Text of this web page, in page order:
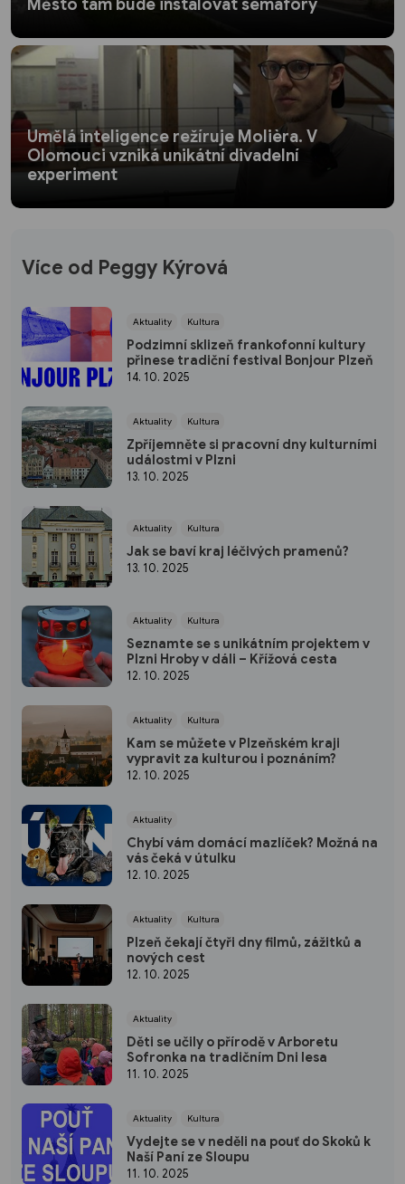
Město tam bude instalovat semafory
Umělá inteligence režíruje Molièra. V
Olomouci vzniká unikátní divadelní
experiment
Více od Peggy Kýrová
Aktuality Kultura
Podzimní sklizeň frankofonní kultury
přinese tradiční festival Bonjour Plzeň
14. 10. 2025
Aktuality Kultura
Zpříjemněte si pracovní dny kulturními
událostmi v Plzni
13. 10. 2025
Aktuality Kultura
Jak se baví kraj léčivých pramenů?
13. 10. 2025
Aktuality Kultura
Seznamte se s unikátním projektem v
Plzni Hroby v dáli – Křížová cesta
12. 10. 2025
Aktuality Kultura
Kam se můžete v Plzeňském kraji
vypravit za kulturou i poznáním?
12. 10. 2025
Aktuality
Chybí vám domácí mazlíček? Možná na
vás čeká v útulku
12. 10. 2025
Aktuality Kultura
Plzeň čekají čtyři dny filmů, zážitků a
nových cest
12. 10. 2025
Aktuality
Děti se učily o přírodě v Arboretu
Sofronka na tradičním Dni lesa
11. 10. 2025
Aktuality Kultura
Vydejte se v neděli na pouť do Skoků k
Naší Paní ze Sloupu
11. 10. 2025